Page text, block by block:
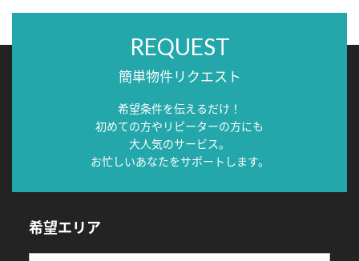
REQUEST
簡単物件リクエスト
希望条件を伝えるだけ！
初めての方やリピーターの方にも
大人気のサービス。
お忙しいあなたをサポートします。
希望エリア